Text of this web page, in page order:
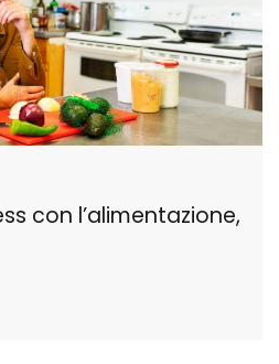
con l’alimentazione,